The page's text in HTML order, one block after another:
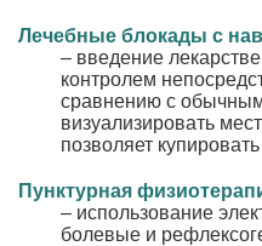
Лечебные блокады с
– введение
контролем
сравнению с
визуализировать
позволяет
Пунктурная
– использование
болевые и